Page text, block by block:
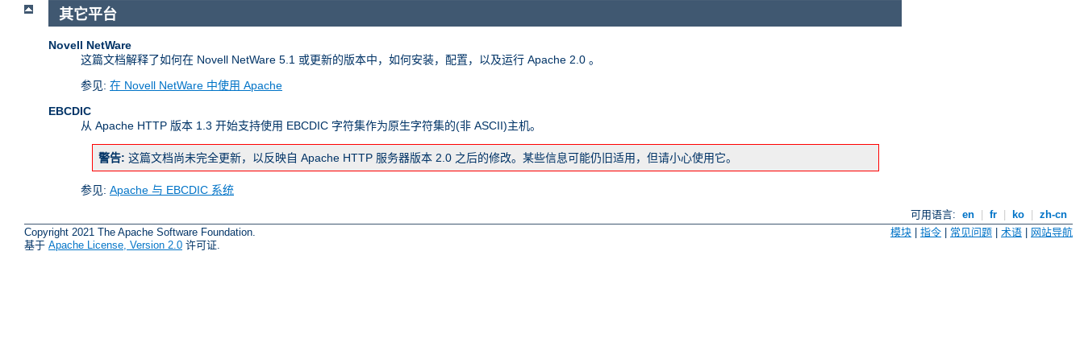
其它平台
Novell NetWare
这篇文档解释了如何在 Novell NetWare 5.1 或更新的版本中，如何安装，配置，以及运行 Apache 2.0 。
参见: 在 Novell NetWare 中使用 Apache
EBCDIC
从 Apache HTTP 版本 1.3 开始支持使用 EBCDIC 字符集作为原生字符集的(非 ASCII)主机。
警告: 这篇文档尚未完全更新，以反映自 Apache HTTP 服务器版本 2.0 之后的修改。某些信息可能仍旧适用，但请小心使用它。
参见: Apache 与 EBCDIC 系统
可用语言: en fr ko
zh-cn
Copyright 2021 The Apache Software Foundation.
基于 Apache License, Version 2.0 许可证.
模块 指令 常见问题 术语 网站导航